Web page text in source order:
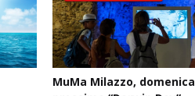
MuMa Milazzo, domenica